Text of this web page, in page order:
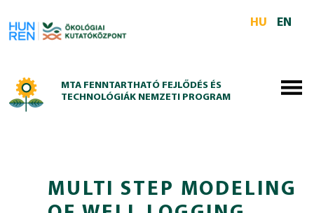
HU
EN
MTA FENNTARTHATÓ FEJLŐDÉS ÉS
TECHNOLÓGIÁK NEMZETI PROGRAM
MULTI STEP MODELING